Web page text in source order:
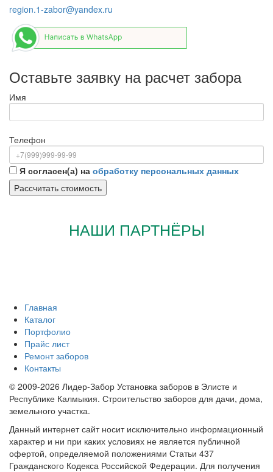
region.1-zabor@yandex.ru
Оставьте заявку на расчет забора
Имя
Телефон
Я согласен(а) на обработку персональных данных
НАШИ ПАРТНЁРЫ
Главная
Каталог
Портфолио
Прайс лист
Ремонт заборов
Контакты
© 2009-2026 Лидер-Забор Установка заборов в Элисте и
Республике Калмыкия. Строительство заборов для дачи, дома,
земельного участка.
Данный интернет сайт носит исключительно информационный
характер и ни при каких условиях не является публичной
офертой, определяемой положениями Статьи 437
Гражданского Кодекса Российской Федерации. Для получения